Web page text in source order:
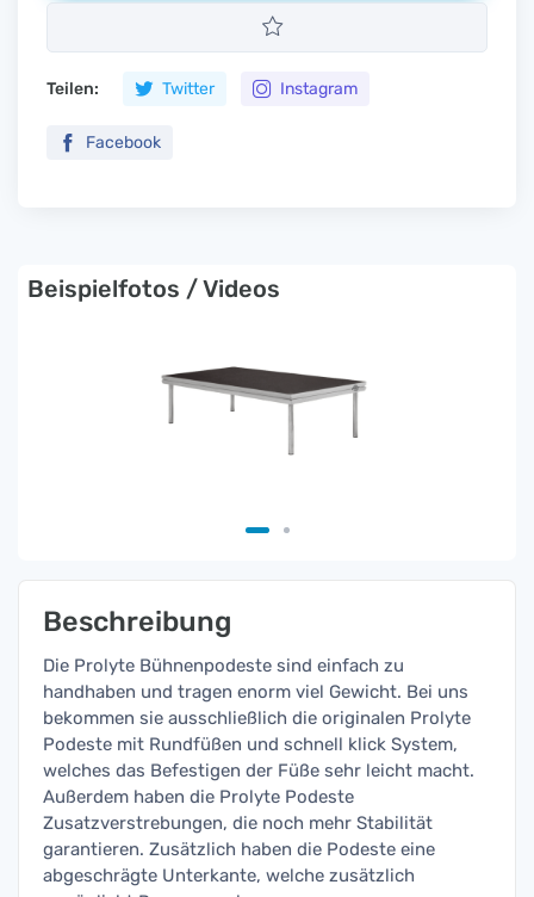
Teilen: Twitter Instagram
Facebook
Beispielfotos / Videos
Beschreibung
Die Prolyte Bühnenpodeste sind einfach zu
handhaben und tragen enorm viel Gewicht. Bei uns
bekommen sie ausschließlich die originalen Prolyte
Podeste mit Rundfüßen und schnell klick System,
welches das Befestigen der Füße sehr leicht macht.
Außerdem haben die Prolyte Podeste
Zusatzverstrebungen, die noch mehr Stabilität
garantieren. Zusätzlich haben die Podeste eine
abgeschrägte Unterkante, welche zusätzlich